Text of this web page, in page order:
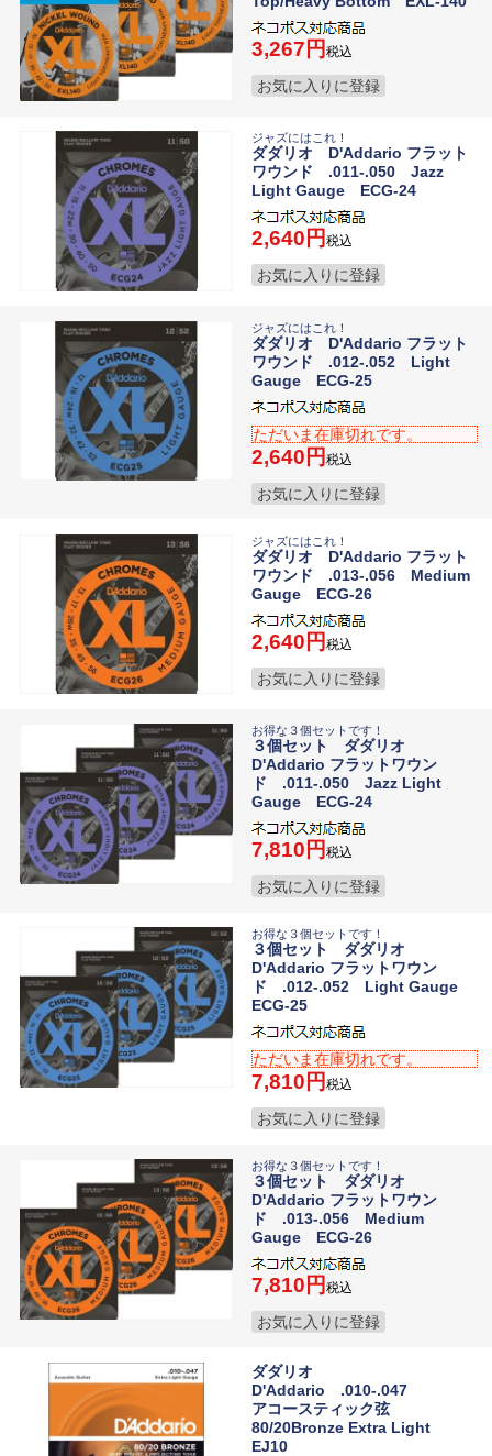
3,267 税込
お気に入りに登録
ジャズにはこれ！
ダダリオ D'Addario フラット
ワウンド .011-.050 Jazz
Light Gauge ECG-24
2,640 税込
お気に入りに登録
ジャズにはこれ！
ダダリオ D'Addario フラット
ワウンド .012-.052 Light
Gauge ECG-25
ただいま在庫切れです。
2,640 税込
お気に入りに登録
ジャズにはこれ！
ダダリオ D'Addario フラット
ワウンド .013-.056 Medium
Gauge ECG-26
2,640 税込
お気に入りに登録
お得な３個セットです！
３個セット ダダリオ
D'Addario フラットワウン
ド .011-.050 Jazz Light
Gauge ECG-24
7,810 税込
お気に入りに登録
お得な３個セットです！
３個セット ダダリオ
D'Addario フラットワウン
ド .012-.052 Light Gauge
ECG-25
ただいま在庫切れです。
7,810 税込
お気に入りに登録
お得な３個セットです！
３個セット ダダリオ
D'Addario フラットワウン
ド .013-.056 Medium
Gauge ECG-26
7,810 税込
お気に入りに登録
ダダリオ
D'Addario .010-.047
アコースティック弦
80/20Bronze Extra Light
EJ10